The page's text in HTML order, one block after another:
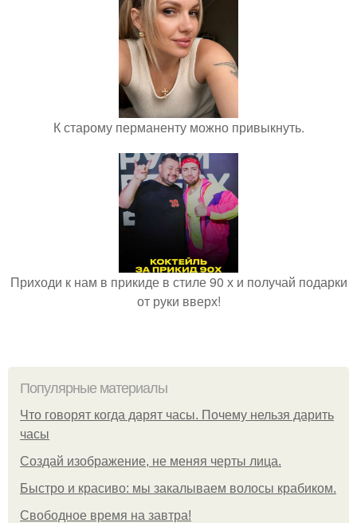
К старому перманенту можно привыкнуть.
Приходи к нам в прикиде в стиле 90 х и получай подарки
от руки вверх!
Популярные материалы
Что говорят когда дарят часы. Почему нельзя дарить
часы
Создай изображение, не меняя черты лица.
Быстро и красиво: мы закалываем волосы крабиком.
Свободное время на завтра!